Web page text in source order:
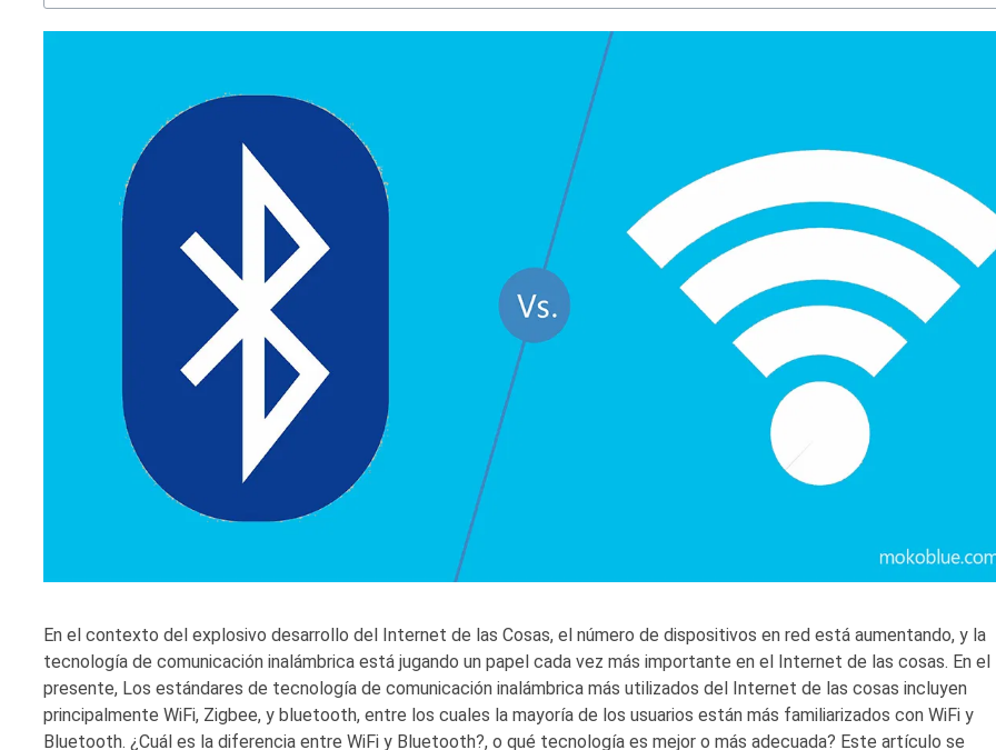
En el contexto del explosivo desarrollo del Internet de las Cosas, el número de dispositivos en red está aumentando, y la
tecnología de comunicación inalámbrica está jugando un papel cada vez más importante en el Internet de las cosas. En el
presente, Los estándares de tecnología de comunicación inalámbrica más utilizados del Internet de las cosas incluyen
principalmente WiFi, Zigbee, y bluetooth, entre los cuales la mayoría de los usuarios están más familiarizados con WiFi y
Bluetooth. ¿Cuál es la diferencia entre WiFi y Bluetooth?, o qué tecnología es mejor o más adecuada? Este artículo se